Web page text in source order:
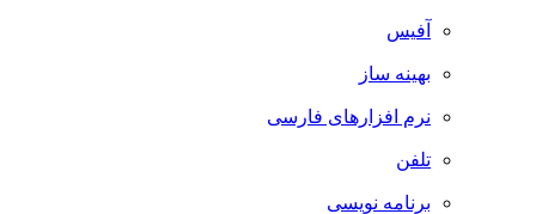
آفیس
بهینه ساز
نرم افزارهای فارسی
تلفن
برنامه نویسی